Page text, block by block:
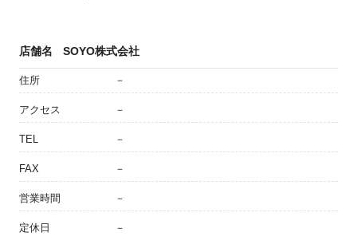
店舗名 SOYO株式会社
住所 －
アクセス －
TEL －
FAX －
営業時間 －
定休日 －